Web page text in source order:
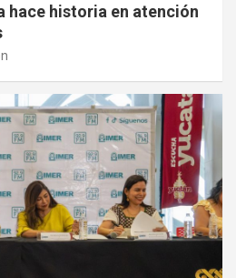
hace historia en atención